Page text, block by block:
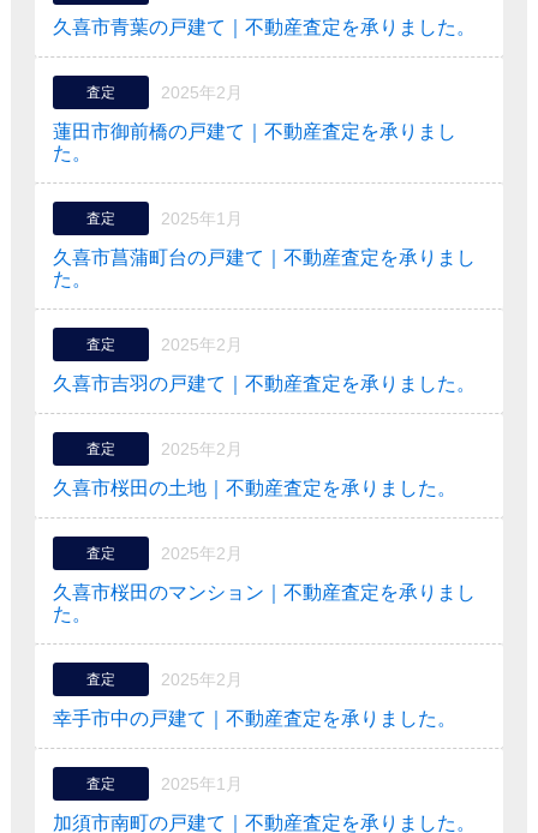
久喜市青葉の戸建て｜不動産査定を承りました。
査定 2025年2月
蓮田市御前橋の戸建て｜不動産査定を承りまし
た。
査定 2025年1月
久喜市菖蒲町台の戸建て｜不動産査定を承りまし
た。
査定 2025年2月
久喜市吉羽の戸建て｜不動産査定を承りました。
査定 2025年2月
久喜市桜田の土地｜不動産査定を承りました。
査定 2025年2月
久喜市桜田のマンション｜不動産査定を承りまし
た。
査定 2025年2月
幸手市中の戸建て｜不動産査定を承りました。
査定 2025年1月
加須市南町の戸建て｜不動産査定を承りました。